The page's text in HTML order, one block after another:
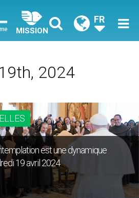
MISSION
FR
2024
est une dynamique
19 avril 2024